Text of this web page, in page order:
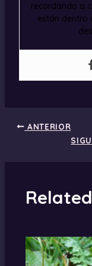
recordando a
están dentro
ANTERIOR